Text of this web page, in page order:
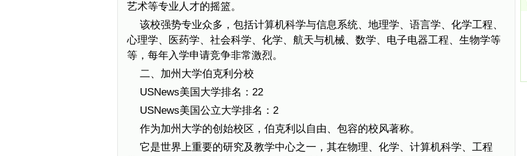
艺术等专业人才的摇篮。
该校强势专业众多，包括计算机科学与信息系统、地理学、语言学、化学工程、
心理学、医药学、社会科学、化学、航天与机械、数学、电子电器工程、生物学等
等，每年入学申请竞争非常激烈。
二、加州大学伯克利分校
USNews美国大学排名：22
USNews美国公立大学排名：2
作为加州大学的创始校区，伯克利以自由、包容的校风著称。
它是世界上重要的研究及教学中心之一，其在物理、化学、计算机科学、工程